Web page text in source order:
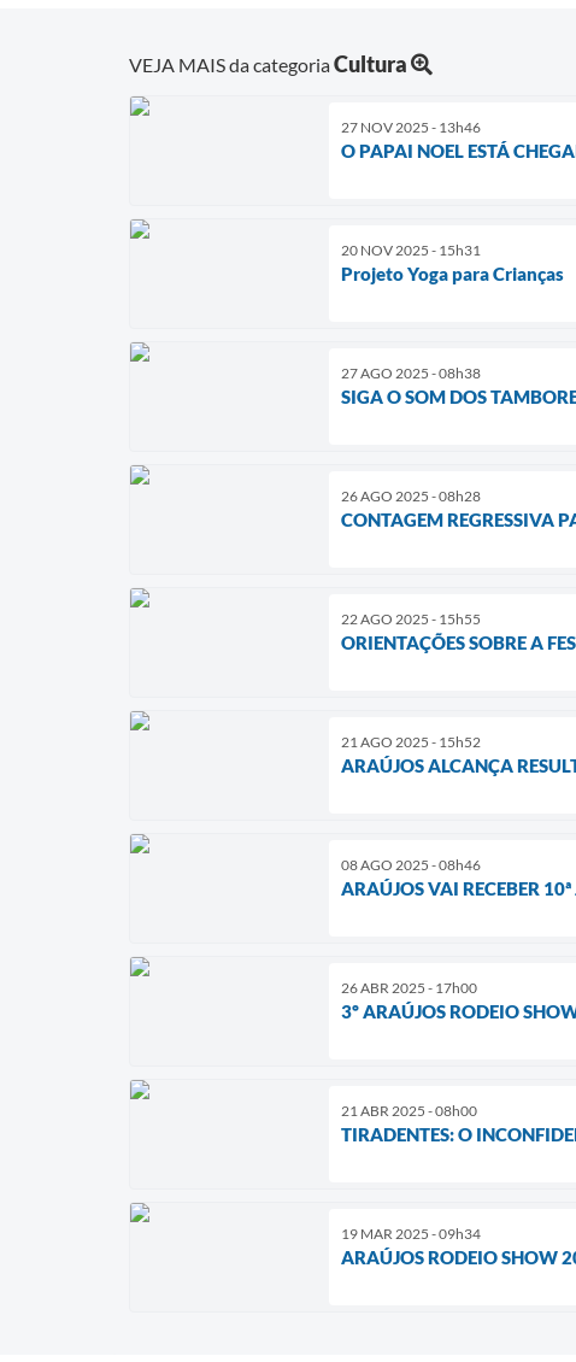
VEJA MAIS da categoriaCultura
27 NOV 2025 - 13h46
O PAPAI NOEL ESTÁ
20 NOV 2025 - 15h31
Projeto Yoga para Crianças
27 AGO 2025 - 08h38
SIGA O SOM DOS
26 AGO 2025 - 08h28
CONTAGEM REGRESSIVA
22 AGO 2025 - 15h55
ORIENTAÇÕES SOBRE A
21 AGO 2025 - 15h52
ARAÚJOS ALCANÇA
08 AGO 2025 - 08h46
ARAÚJOS VAI RECEBER
26 ABR 2025 - 17h00
3º ARAÚJOS RODEIO
21 ABR 2025 - 08h00
TIRADENTES: O
19 MAR 2025 - 09h34
ARAÚJOS RODEIO SHOW